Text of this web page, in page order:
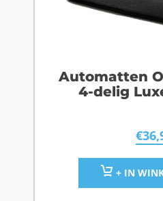
Automatten
4-delig
€
+ IN